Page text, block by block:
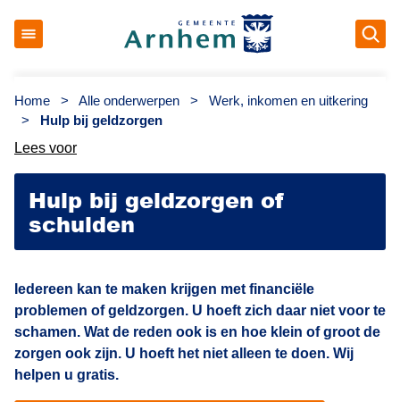
Home > Alle onderwerpen >
Werk, inkomen en uitkering
>
Hulp bij geldzorgen
Lees voor
Hulp bij geldzorgen of
schulden
Iedereen kan te maken krijgen met financiële
problemen of geldzorgen. U hoeft zich daar niet voor te
schamen. Wat de reden ook is en hoe klein of groot de
zorgen ook zijn. U hoeft het niet alleen te doen. Wij
helpen u gratis.